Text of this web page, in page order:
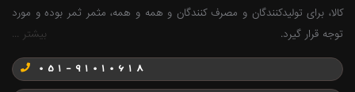
کالا، برای تولیدکنندگان و مصرف کنندگان و همه و همه، مثمر ثمر بوده و مورد
توجه قرار گیرد.
بیشتر ...
051-91010618